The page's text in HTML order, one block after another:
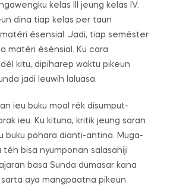
kelas III jeung kelas IV.
dina tiap kelas per taun
ésensial. Jadi, tiap seméster
matéri ésénsial. Ku cara
kitu, dipiharep waktu pikeun
jadi leuwih laluasa.
ieu buku moal rék disumput-
ieu. Ku kituna, kritik jeung saran
buku pohara dianti-antina. Muga-
téh bisa nyumponan salasahiji
basa Sunda dumasar kana
sarta aya mangpaatna pikeun